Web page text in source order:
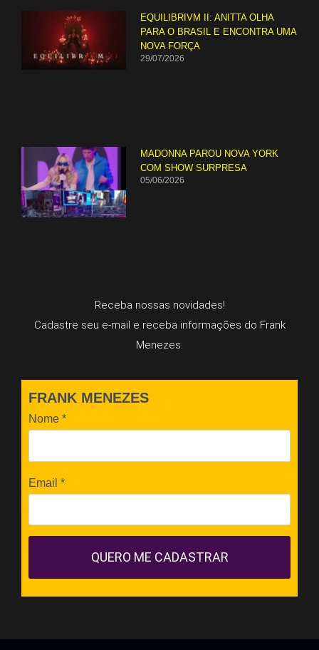
EQUILIBRIVM II: ANITTA OLHA
PARA O BRASIL E ENCONTRA UMA
NOVA FORÇA
29/07/2026
MADONNA PAROU NOVA YORK
COM SHOW SURPRESA
05/06/2026
Receba nossas novidades!
Cadastre seu e-mail e receba informações do Frank
Menezes.
FRANK MENEZES
Nome *
Email *
QUERO ME CADASTRAR